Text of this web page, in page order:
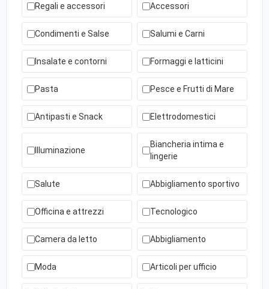
Regali e accessori Accessori
Condimenti e Salse Salumi e Carni
Insalate e contorni Formaggi e latticini
Pasta Pesce e Frutti di Mare
Antipasti e Snack Elettrodomestici
Illuminazione
Biancheria intima e
lingerie
Salute Abbigliamento sportivo
Officina e attrezzi Tecnologico
Camera da letto Abbigliamento
Moda Articoli per ufficio